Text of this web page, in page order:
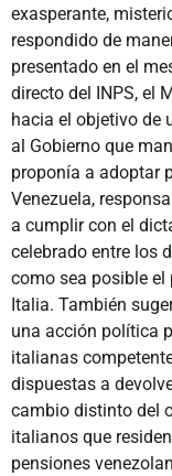
exasperante,
respondido de
presentado en el
directo del INPS, el
hacia el objetivo de
al Gobierno que
proponía a adoptar
Venezuela,
a cumplir con el
celebrado entre los
como sea posible el
Italia. También
una acción política
italianas
dispuestas a
cambio distinto del
italianos que
pensiones